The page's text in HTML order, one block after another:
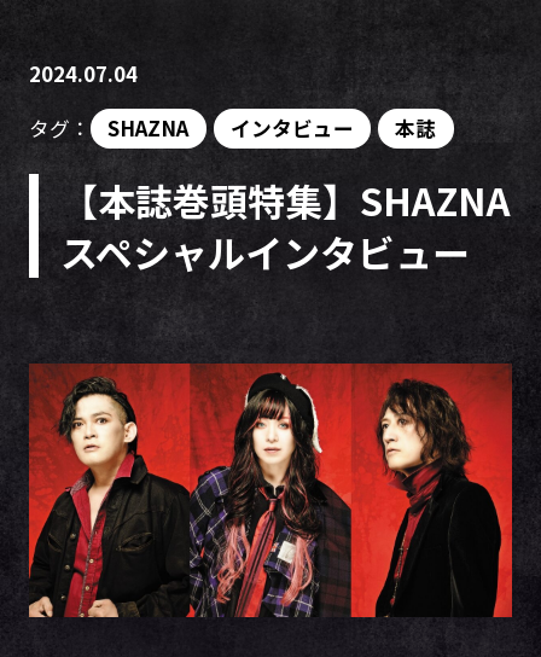
2024.07.04
タグ：
SHAZNA インタビュー 本誌
【本誌巻頭特集】SHAZNA
スペシャルインタビュー